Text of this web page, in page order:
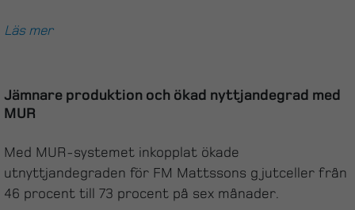
Läs mer
Jämnare produktion och ökad nyttjandegrad med
MUR
Med MUR-systemet inkopplat ökade
utnyttjandegraden för FM Mattssons gjutceller från
46 procent till 73 procent på sex månader.